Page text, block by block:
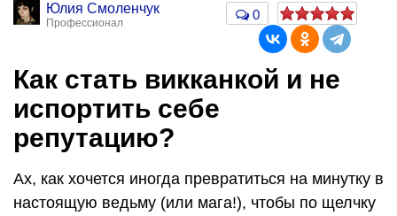
Юлия Смоленчук
Профессионал
0
Как стать викканкой и не
испортить себе
репутацию?
Ах, как хочется иногда превратиться на минутку в
настоящую ведьму (или мага!), чтобы по щелчку